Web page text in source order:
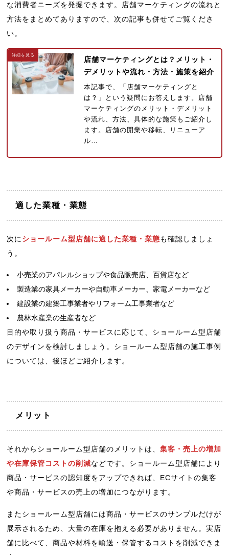
な消費者ニーズを発掘できます。店舗マーケティングの流れと
方法をまとめてありますので、次の記事も併せてご覧くださ
い。
店舗マーケティングとは？メリット・
デメリットや流れ・方法・施策を紹介
本記事で、「店舗マーケティングと
は？」という疑問にお答えします。店舗
マーケティングのメリット・デメリット
や流れ、方法、具体的な施策もご紹介し
ます。店舗の開業や移転、リニューア
ル…
適した業種・業態
次に ショールーム型店舗に適した業種・業態も確認しましょ
う。
小売業のアパレルショップや食品販売店、百貨店など
製造業の家具メーカーや自動車メーカー、家電メーカーなど
建設業の建築工事業者やリフォーム工事業者など
農林水産業の生産者など
目的や取り扱う商品・サービスに応じて、ショールーム型店舗
のデザインを検討しましょう。ショールーム型店舗の施工事例
については、後ほどご紹介します。
メリット
それからショールーム型店舗のメリットは、集客・売上の増加
や在庫保管コストの削減などです。ショールーム型店舗により
商品・サービスの認知度をアップできれば、ECサイトの集客
や商品・サービスの売上の増加につながります。
またショールーム型店舗には商品・サービスのサンプルだけが
展示されるため、大量の在庫を抱える必要がありません。実店
舗に比べて、商品や材料を輸送・保管するコストを削減できま